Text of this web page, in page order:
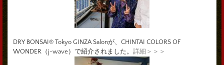
DRY BONSAI® Tokyo GINZA Salonが、CHINTAI COLORS OF
WONDER（j-wave）で紹介されました。 詳細＞＞＞